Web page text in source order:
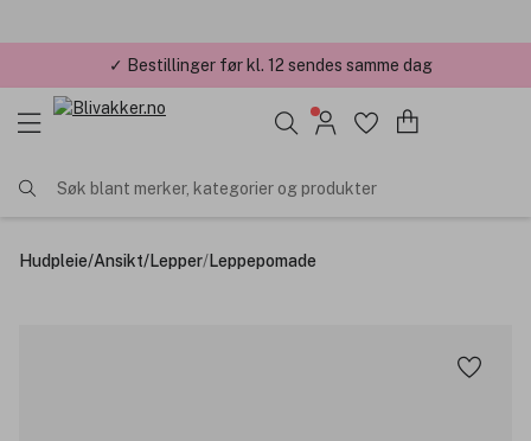
✓ Bestillinger før kl. 12 sendes samme dag
✓ Årets Nettbutikk 2026 og 2025
Søk blant merker, kategorier og produkter
Hudpleie/Ansikt/Lepper/Leppepomade